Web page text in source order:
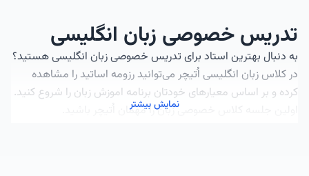
تدریس خصوصی زبان انگلیسی
به دنبال بهترین استاد برای تدریس خصوصی زبان انگلیسی هستید؟
در کلاس زبان انگلیسی اُتیچر می‌توانید رزومه اساتید را مشاهده
کرده و بر اساس معیارهای خودتان برنامه اموزش زبان را شروع کنید.
اولین جلسه کلاس خصوصی زبان را مهمان اُتیچر باشید.
نمایش بیشتر